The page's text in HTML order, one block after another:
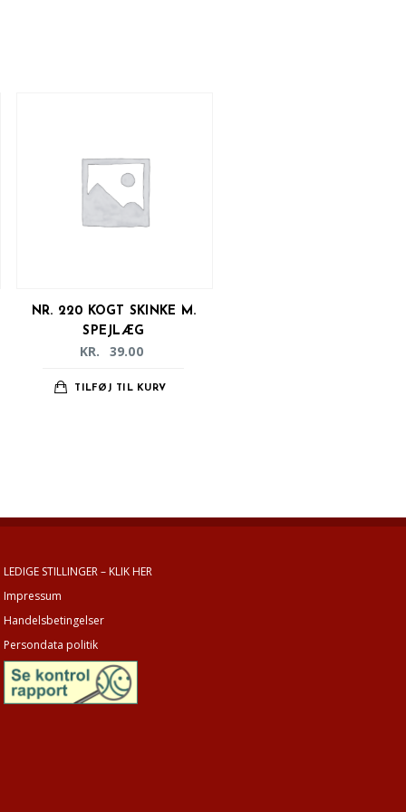
NR. 220 KOGT SKINKE M.
SPEJLÆG
KR. 39.00
TILFØJ TIL KURV
LEDIGE STILLINGER – KLIK HER
Impressum
Handelsbetingelser
Persondata politik